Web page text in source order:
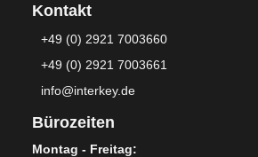
Kontakt
+49 (0) 2921 7003660
+49 (0) 2921 7003661
info@interkey.de
Bürozeiten
Montag - Freitag: